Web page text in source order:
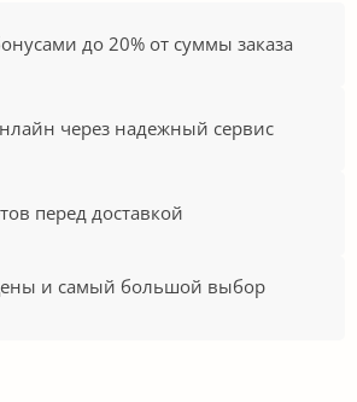
до 20% от суммы заказа
через надежный сервис
перед доставкой
и самый большой выбор